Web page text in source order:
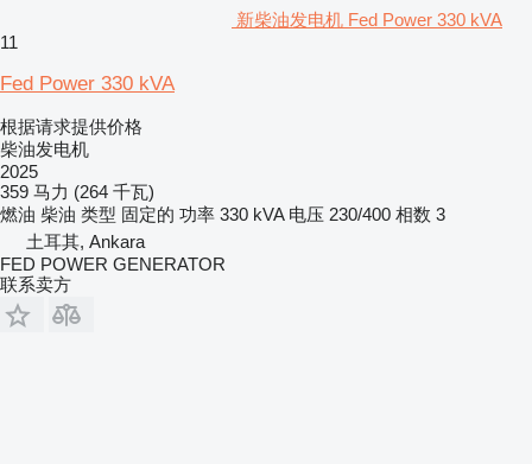
新柴油发电机 Fed Power 330 kVA
11
Fed Power 330 kVA
根据请求提供价格
柴油发电机
2025
359 马力 (264 千瓦)
燃油 柴油 类型 固定的 功率 330 kVA 电压 230/400 相数 3
土耳其, Ankara
FED POWER GENERATOR
联系卖方